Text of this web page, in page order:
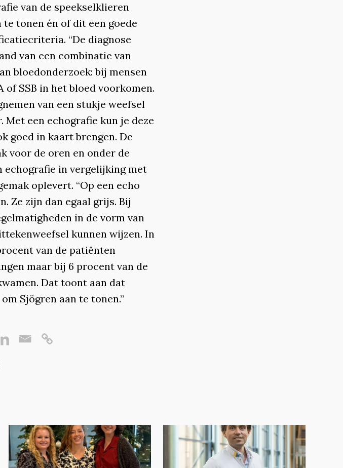
van de speekselklieren
tonen én of dit een goede
“De diagnose
van een combinatie van
bloedonderzoek: bij mensen
of SSB in het bloed voorkomen.
van een stukje weefsel
een echografie kun je deze
goed in kaart brengen. De
voor de oren en onder de
echografie in vergelijking met
oplevert. “Op een echo
Ze zijn dan egaal grijs. Bij
in de vorm van
kunnen wijzen. In
van de patiënten
maar bij 6 procent van de
Dat toont aan dat
Sjögren aan te tonen.”